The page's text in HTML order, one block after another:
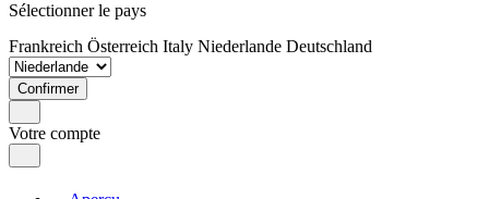
Sélectionner le pays
Frankreich Österreich Italy Niederlande Deutschland
Confirmer
Votre compte